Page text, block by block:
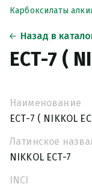
Карбоксилаты
Назад в
ЕСТ-7 (
Наименование
ЕСТ-7 ( NIKKOL
Латинское
NIKKOL ECT-7
INCI